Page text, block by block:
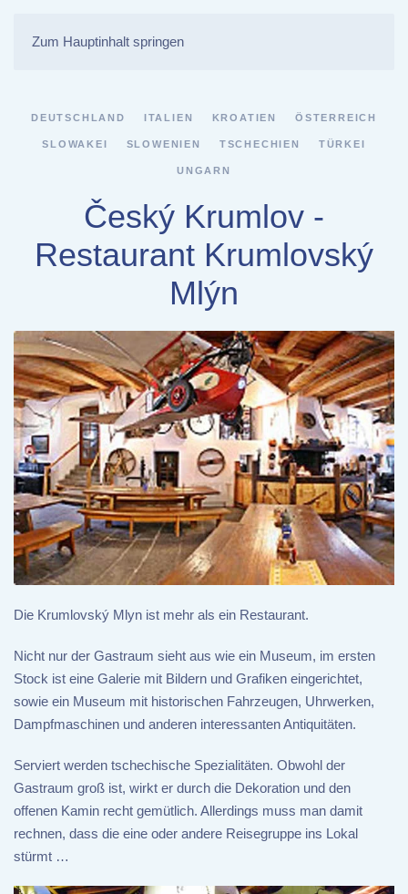
Zum Hauptinhalt springen
DEUTSCHLAND ITALIEN KROATIEN ÖSTERREICH
SLOWAKEI SLOWENIEN TSCHECHIEN TÜRKEI
UNGARN
Český Krumlov -
Restaurant Krumlovský
Mlýn
Die Krumlovský Mlyn ist mehr als ein Restaurant.
Nicht nur der Gastraum sieht aus wie ein Museum, im ersten
Stock ist eine Galerie mit Bildern und Grafiken eingerichtet,
sowie ein Museum mit historischen Fahrzeugen, Uhrwerken,
Dampfmaschinen und anderen interessanten Antiquitäten.
Serviert werden tschechische Spezialitäten. Obwohl der
Gastraum groß ist, wirkt er durch die Dekoration und den
offenen Kamin recht gemütlich. Allerdings muss man damit
rechnen, dass die eine oder andere Reisegruppe ins Lokal
stürmt …